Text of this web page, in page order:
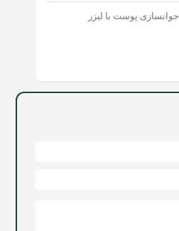
جوانسازی پوست با لیزر